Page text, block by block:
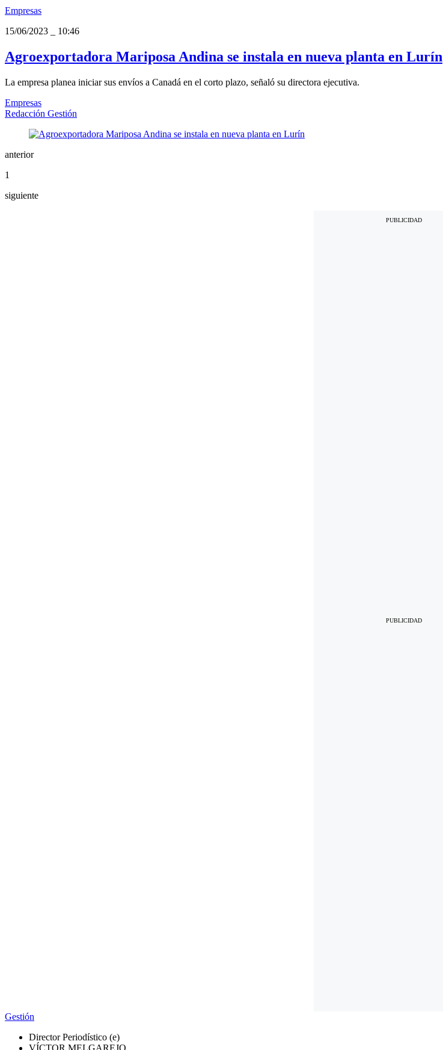
Empresas
15/06/2023
10:46
Agroexportadora Mariposa Andina se instala en nueva planta en Lurín
La empresa planea iniciar sus envíos a Canadá en el corto plazo, señaló su directora ejecutiva.
Empresas
Redacción Gestión
anterior
1
siguiente
Gestión
Director Periodístico (e)